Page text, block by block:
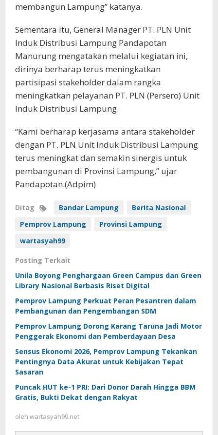
membangun Lampung” katanya.
Sementara itu, General Manager PT. PLN Unit
Induk Distribusi Lampung Pandapotan
Manurung mengatakan melalui kegiatan ini,
dirinya berharap terus meningkatkan
partisipasi stakeholder dalam rangka
meningkatkan pelayanan PT. PLN (Persero) Unit
Induk Distribusi Lampung.
“Kami berharap kerjasama antara stakeholder
dengan PT. PLN Unit Induk Distribusi Lampung
terus meningkat dan semakin sinergis untuk
pembangunan di Provinsi Lampung,” ujar
Pandapotan.(Adpim)
Ditag Bandar Lampung
Berita Nasional
Pemprov Lampung
Provinsi Lampung
wartasyah99
Posting Terkait
Unila Boyong Penghargaan Green Campus dan Green
Library Nasional Berbasis Riset Digital
Pemprov Lampung Perkuat Peran Pesantren dalam
Pembangunan dan Pengembangan SDM
Pemprov Lampung Dorong Karang Taruna Jadi Motor
Penggerak Ekonomi dan Pemberdayaan Desa
Sensus Ekonomi 2026, Pemprov Lampung Tekankan
Pentingnya Data Akurat untuk Kebijakan Tepat
Sasaran
Puncak HUT ke-1 PRI: Dari Donor Darah Hingga BBM
Gratis, Bukti Dekat dengan Rakyat
oleh wartasyah99.net